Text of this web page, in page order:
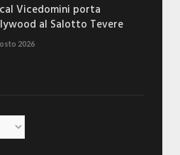
Vicedomini porta
al Salotto Tevere
2026